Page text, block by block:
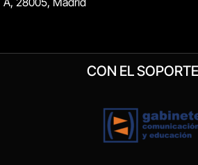
CON EL